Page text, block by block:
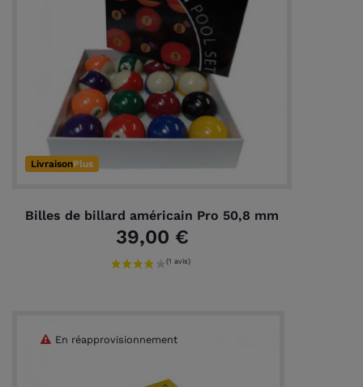
LivraisonPlus
Billes de billard américain Pro 50,8 mm
39,00 €
En réapprovisionnement